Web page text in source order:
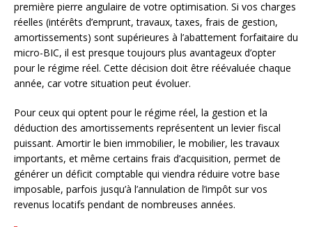
première pierre angulaire de votre optimisation. Si vos charges
réelles (intérêts d’emprunt, travaux, taxes, frais de gestion,
amortissements) sont supérieures à l’abattement forfaitaire du
micro-BIC, il est presque toujours plus avantageux d’opter
pour le régime réel. Cette décision doit être réévaluée chaque
année, car votre situation peut évoluer.
Pour ceux qui optent pour le régime réel, la gestion et la
déduction des amortissements représentent un levier fiscal
puissant. Amortir le bien immobilier, le mobilier, les travaux
importants, et même certains frais d’acquisition, permet de
générer un déficit comptable qui viendra réduire votre base
imposable, parfois jusqu’à l’annulation de l’impôt sur vos
revenus locatifs pendant de nombreuses années.